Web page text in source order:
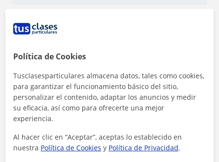
Política de Cookies
Tusclasesparticulares almacena datos, tales como cookies,
para garantizar el funcionamiento básico del sitio,
personalizar el contenido, adaptar los anuncios y medir
su eficacia, así como para ofrecerte una mejor
experiencia.
Al hacer clic en “Aceptar”, aceptas lo establecido en
nuestra Política de Cookies y Política de Privacidad.